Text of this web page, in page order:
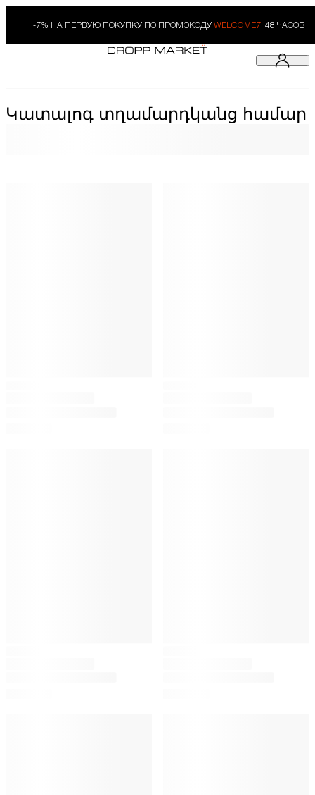
-7% НА ПЕРВУЮ ПОКУПКУ ПО ПРОМОКОДУ WELCOME7. 48 ЧАСОВ
Կատալոգ տղամարդկանց համար